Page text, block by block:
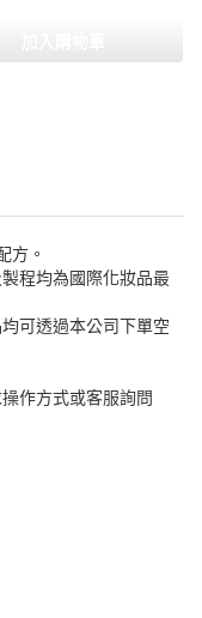
方。
程均為國際化妝品最
可透過本公司下單空
作方式或客服詢問